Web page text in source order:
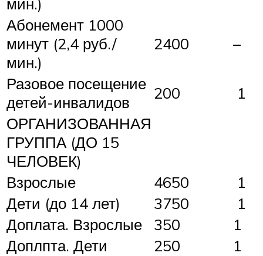
Абонемент 1000
минут (2,4 руб./
мин.)
2400 –
Разовое посещение
детей-инвалидов
200
1
ОРГАНИЗОВАННАЯ
ГРУППА (ДО 15
ЧЕЛОВЕК)
Взрослые
4650
1
Дети (до 14 лет)
3750
1
Доплата. Взрослые
350
1
Доплпта. Дети
250
1